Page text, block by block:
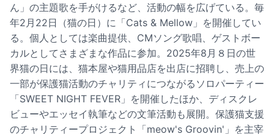
ん」の主題歌を手がけるなど、活動の幅を広げている。毎
年2月22日（猫の日）に「Cats & Mellow」を開催してい
る。個人としては楽曲提供、CMソング歌唱、ゲストボー
カルとしてさまざまな作品に参加。2025年8月８日の世
界猫の日には、猫本屋や猫用品店を出店に招聘し、売上の
一部が保護猫活動のチャリティにつながるソロパーティー
「SWEET NIGHT FEVER」を開催したほか、ディスクレ
ビューやエッセイ執筆などの文筆活動も展開。保護猫支援
のチャリティープロジェクト「meow's Groovin'」を主宰